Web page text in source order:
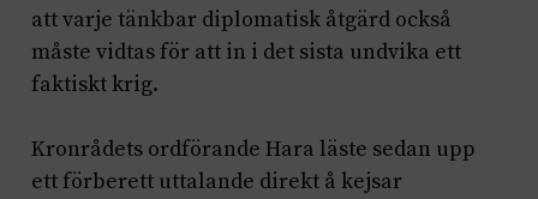
att varje tänkbar diplomatisk åtgärd också
måste vidtas för att in i det sista undvika ett
faktiskt krig.
Kronrådets ordförande Hara läste sedan upp
ett förberett uttalande direkt å kejsar